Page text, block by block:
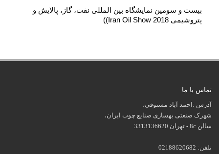
بيست و سومین نمایشگاه بین المللی نفت، گاز، پالایش و
پتروشیمی Iran Oil Show 2018))
تماس با ما
آدرس :احمد آباد مستوفی،
شهرک صنعتی بهسازی صنایع چوب ایران،
سالن 8c - تهران 3313136620
تلفن: 02188620682